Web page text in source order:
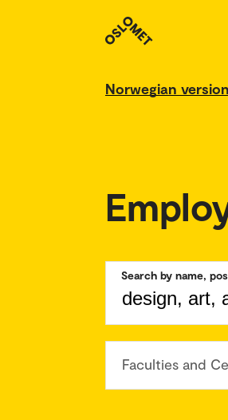
Norwegian version
Search by name,
Faculties and